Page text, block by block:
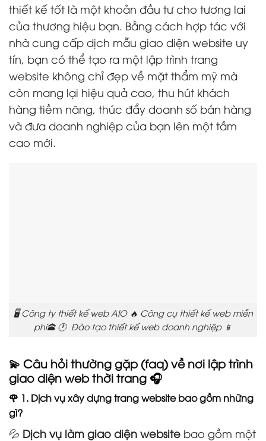
thiết kế tốt là một khoản đầu tư cho tương lai
của thương hiệu bạn. Bằng cách hợp tác với
nhà cung cấp dịch mẫu giao diện website uy
tín, bạn có thể tạo ra một lập trình trang
website không chỉ đẹp về mặt thẩm mỹ mà
còn mang lại hiệu quả cao, thu hút khách
hàng tiềm năng, thúc đẩy doanh số bán hàng
và đưa doanh nghiệp của bạn lên một tầm
cao mới.
🖥️ Công ty thiết kế web AIO 🔥 Công cụ thiết kế web miễn
phí🕋 🕐 Đào tạo thiết kế web doanh nghiệp 📱
💫 Câu hỏi thường gặp (faq) về nơi lập trình
giao diện web thời trang 🎧
🌹 1. Dịch vụ xây dựng trang website bao gồm những
gì?
💦 Dịch vụ làm giao diện website bao gồm một